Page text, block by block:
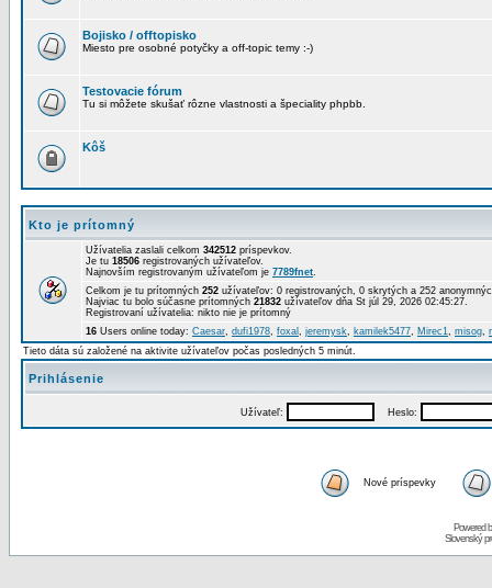
Bojisko / offtopisko
Miesto pre osobné potyčky a off-topic temy :-)
Testovacie fórum
Tu si môžete skušať rôzne vlastnosti a špeciality phpbb.
Kôš
Kto je prítomný
Užívatelia zaslali celkom 342512 príspevkov.
Je tu 18506 registrovaných užívateľov.
Najnovším registrovaným užívateľom je 7789fnet.
Celkom je tu prítomných 252 užívateľov: 0 registrovaných, 0 skrytých a 252
Najviac tu bolo súčasne prítomných 21832 užívateľov dňa St júl 29, 2026 02:45:27.
Registrovaní užívatelia: nikto nie je prítomný
16 Users online today: Caesar, dufi1978, foxal , jeremysk, kamilek5477, Mirec1, misog,
Tieto dáta sú založené na aktivite užívateľov počas posledných 5 minút.
Prihlásenie
Užívateľ: Heslo:
Nové príspevky
Powered
Slovenský